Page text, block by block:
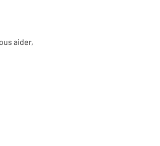
aider,